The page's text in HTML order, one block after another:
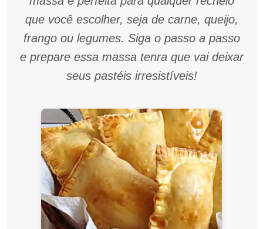
que você escolher, seja de carne, queijo,
frango ou legumes. Siga o passo a passo
e prepare essa massa tenra que vai deixar
seus pastéis irresistíveis!